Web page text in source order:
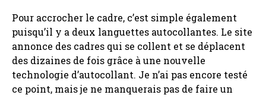
Pour accrocher le cadre, c’est simple également
puisqu’il y a deux languettes autocollantes. Le site
annonce des cadres qui se collent et se déplacent
des dizaines de fois grâce à une nouvelle
technologie d’autocollant. Je n’ai pas encore testé
ce point, mais je ne manquerais pas de faire un